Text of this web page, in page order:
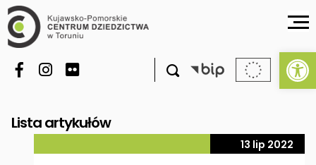

Lista artykułów
13 lip 2022